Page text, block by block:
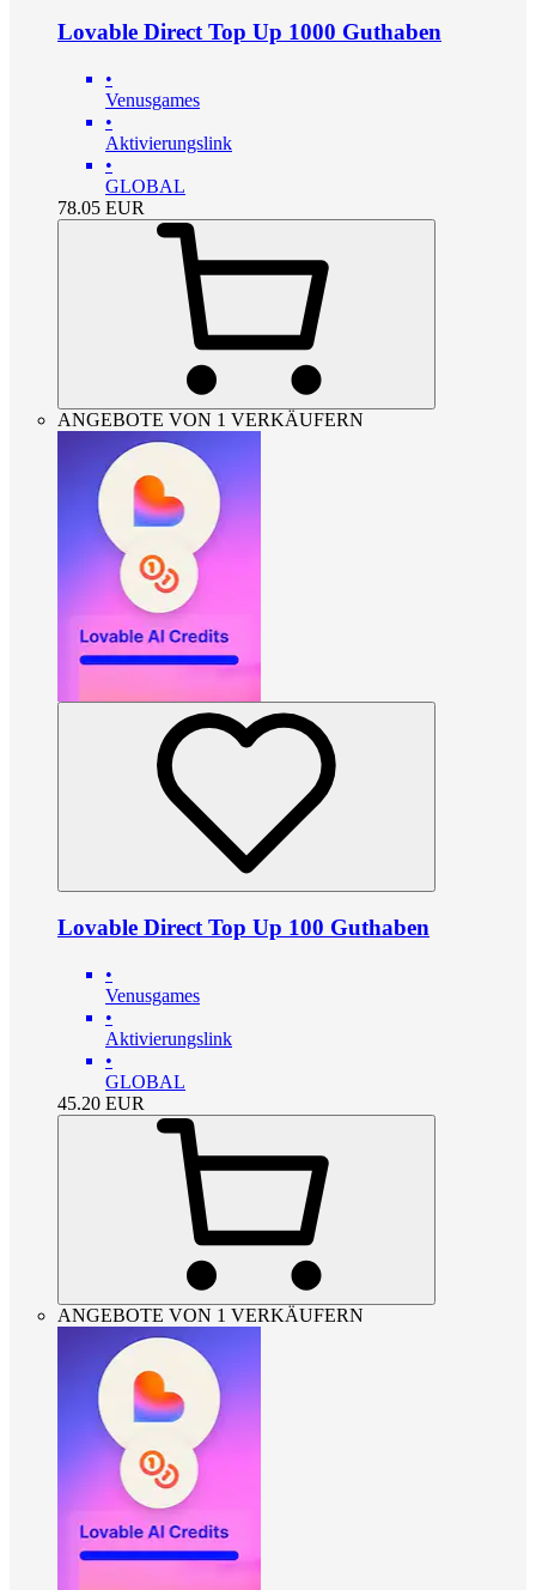
Lovable Direct Top Up 1000 Guthaben
•
Venusgames
•
Aktivierungslink
•
GLOBAL
78.05 EUR
ANGEBOTE VON 1 VERKÄUFERN
Lovable Direct Top Up 100 Guthaben
•
Venusgames
•
Aktivierungslink
•
GLOBAL
45.20 EUR
ANGEBOTE VON 1 VERKÄUFERN